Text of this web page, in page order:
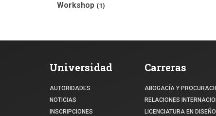
Workshop (1)
Universidad
AUTORIDADES
NOTICIAS
INSCRIPCIONES
Carreras
ABOGACÍA Y
RELACIONES
LICENCIATURA EN